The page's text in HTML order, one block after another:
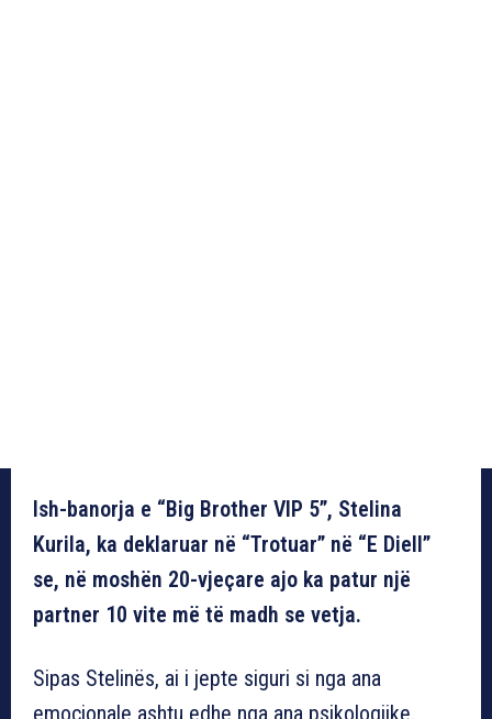
Ish-banorja e “Big Brother VIP 5”, Stelina
Kurila, ka deklaruar në “Trotuar” në “E Diell”
se, në moshën 20-vjeçare ajo ka patur një
partner 10 vite më të madh se vetja.
Sipas Stelinës, ai i jepte siguri si nga ana
emocionale ashtu edhe nga ana psikologjike.